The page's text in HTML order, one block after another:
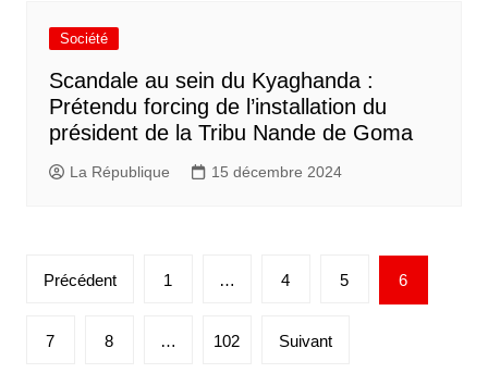
Société
Scandale au sein du Kyaghanda :
Prétendu forcing de l’installation du
président de la Tribu Nande de Goma
La République 15 décembre 2024
Précédent 1 … 4 5 6
7 8 … 102 Suivant